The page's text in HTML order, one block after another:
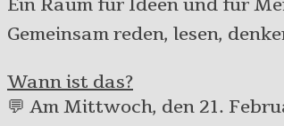
Gemeinsam reden, lesen,
Wann ist das?
💬 Am Mittwoch, den 21.